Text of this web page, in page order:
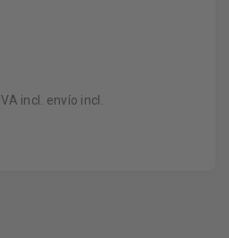
IVA incl. envío incl.